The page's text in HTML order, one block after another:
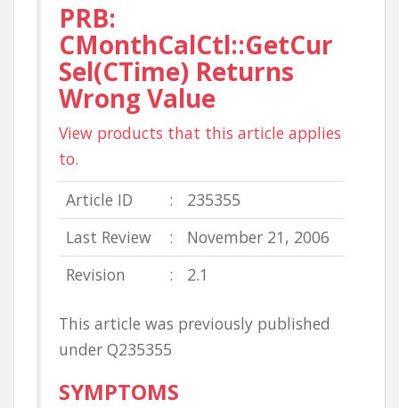
PRB:
CMonthCalCtl::GetCur
Sel(CTime) Returns
Wrong Value
View products that this article applies
to.
Article ID
:
235355
Last Review
:
November 21, 2006
Revision
: 2.1
This article was previously published
under Q235355
SYMPTOMS